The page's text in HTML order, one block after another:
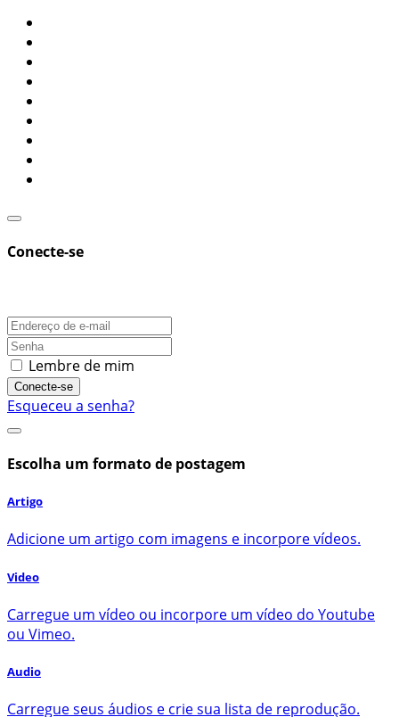
Conecte-se
Lembre de mim
Conecte-se
Esqueceu a senha?
Escolha um formato de postagem
Artigo
Adicione um artigo com imagens e incorpore vídeos.
Video
Carregue um vídeo ou incorpore um vídeo do Youtube
ou Vimeo.
Audio
Carregue seus áudios e crie sua lista de reprodução.